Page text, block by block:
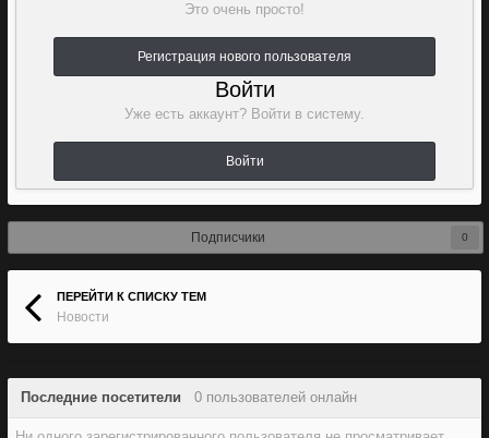
Это очень просто!
Регистрация нового пользователя
Войти
Уже есть аккаунт? Войти в систему.
Войти
Подписчики 0
ПЕРЕЙТИ К СПИСКУ ТЕМ
Новости
Последние посетители 0 пользователей онлайн